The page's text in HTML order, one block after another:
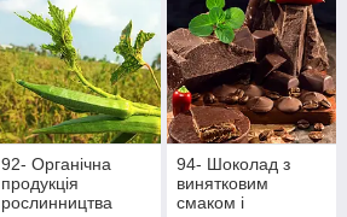
92- Органічна
продукція
рослинництва
94- Шоколад з
винятковим
смаком і